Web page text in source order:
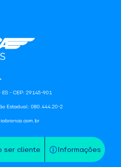
ser cliente Informações
- CEP: 29145-901
Estadual: 080.444.20-2